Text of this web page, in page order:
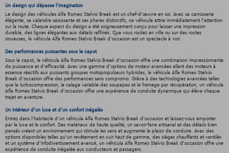
Un design qui dépasse l'imagination
Le design des véhicules Alfa Romeo Stelvio Break est un chef-d'œuvre en soi. Avec sa carrosserie
élégante, sa calandre saisissante et ses phares distinctifs, ce véhicule attire immédiatement l'attention
sur la route. Chaque aspect du design a été soigneusement conçu pour laisser une impression
durable, des lignes élégantes aux détails raffinés. Que vous rouliez en ville ou sur des routes
sinueuses, le véhicula Alfa Romeo Stelvio Break d'occasion est un spectacle à voir.
Des performances puissantes sous le capot
Sous le capot, le véhicula Alfa Romeo Stelvio Break d'occasion offre une combinaison impressionnante
de puissance et d'efficacité. Avec une gamme d'options de moteur avancées allant des moteurs à
essence réactifs aux puissants groupes motopropulseurs hybrides, le véhicula Alfa Romeo Stelvio
Break d'occasion offre des performances sans compromis. Grâce à des technologies avancées telles
que la turbocompression, le calage variable des soupapes et le freinage par récupération, un véhicula
Alfa Romeo Stelvio Break d'occasion offre une expérience de conduite dynamique qui élève chaque
trajet en aventure.
Un intérieur d’un luxe et d’un confort inégalés
Entrez dans l'habitacle d'un véhicula Alfa Romeo Stelvio Break d'occasion et laissez-vous emporter
par le luxe et le confort. Des matériaux de haute qualité, un savoir-faire artisanal et des détails bien
pensés créent un environnement qui stimule les sens et augmente le plaisir de conduire. Avec des
options disponibles telles qu'un revêtement en cuir haut de gamme, des sièges chauffants et ventilés
et un système d'infodivertissement avancé, un véhicula Alfa Romeo Stelvio Break d'occasion offre une
expérience de conduite inégalée aux conducteurs et passagers.